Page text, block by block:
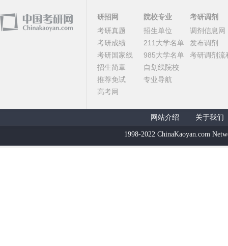
研招网
考研真题
考研成绩
考研国家线
招生简章
推荐免试
高考网
院校专业
招生单位
211大学名单
985大学名单
自划线院校
专业导航
考研调剂
调剂信息网
发布调剂
考研调剂流
网站介绍 关于我们
1998-2022 ChinaKaoyan.com